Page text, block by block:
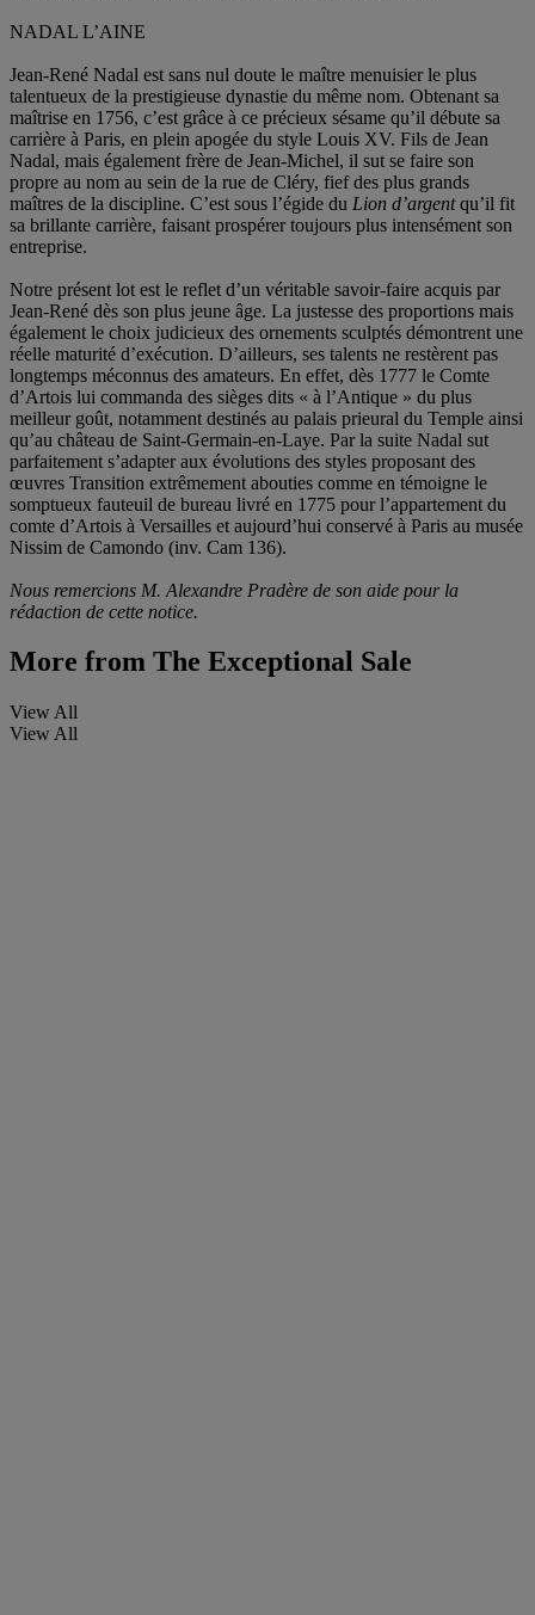
NADAL L’AINE
Jean-René Nadal est sans nul doute le maître menuisier le plus
talentueux de la prestigieuse dynastie du même nom. Obtenant sa
maîtrise en 1756, c’est grâce à ce précieux sésame qu’il débute sa
carrière à Paris, en plein apogée du style Louis XV. Fils de Jean
Nadal, mais également frère de Jean-Michel, il sut se faire son
propre au nom au sein de la rue de Cléry, fief des plus grands
maîtres de la discipline. C’est sous l’égide du Lion d’argentqu’il fit
sa brillante carrière, faisant prospérer toujours plus intensément son
entreprise.
Notre présent lot est le reflet d’un véritable savoir-faire acquis par
Jean-René dès son plus jeune âge. La justesse des proportions mais
également le choix judicieux des ornements sculptés démontrent une
réelle maturité d’exécution. D’ailleurs, ses talents ne restèrent pas
longtemps méconnus des amateurs. En effet, dès 1777 le Comte
d’Artois lui commanda des sièges dits « à l’Antique » du plus
meilleur goût, notamment destinés au palais prieural du Temple ainsi
qu’au château de Saint-Germain-en-Laye. Par la suite Nadal sut
parfaitement s’adapter aux évolutions des styles proposant des
œuvres Transition extrêmement abouties comme en témoigne le
somptueux fauteuil de bureau livré en 1775 pour l’appartement du
comte d’Artois à Versailles et aujourd’hui conservé à Paris au musée
Nissim de Camondo (inv. Cam 136).
Nous remercions M. Alexandre Pradère de son aide pour la
rédaction de cette notice.
More from The Exceptional Sale
View All
View All